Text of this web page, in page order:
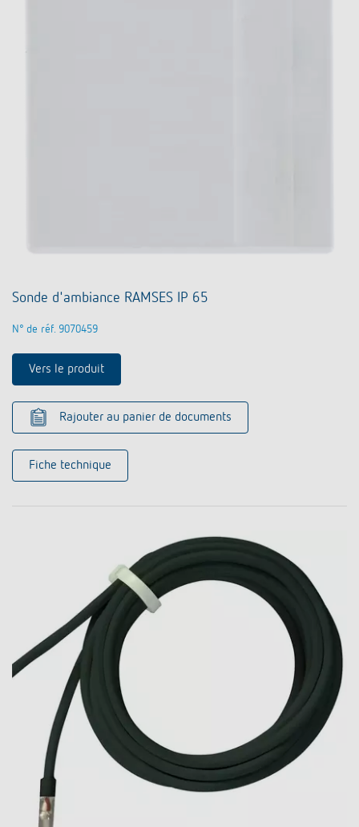
Sonde d'ambiance RAMSES IP 65
N° de réf. 9070459
Vers le produit
Rajouter au panier de documents
Fiche technique